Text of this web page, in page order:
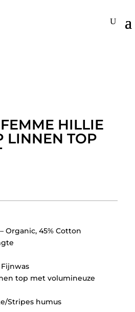
HILLIE
LINNEN TOP
Organic, 45% Cotton
top met volumineuze
Stripes humus